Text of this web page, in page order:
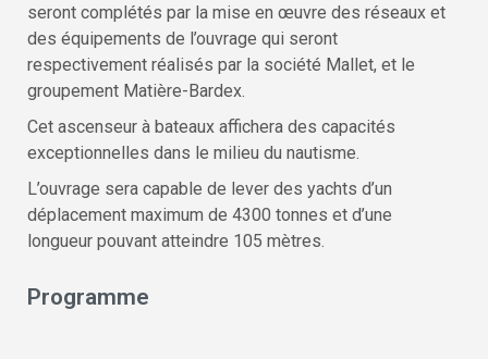
seront complétés par la mise en œuvre des réseaux et
des équipements de l’ouvrage qui seront
respectivement réalisés par la société Mallet, et le
groupement Matière-Bardex.
Cet ascenseur à bateaux affichera des capacités
exceptionnelles dans le milieu du nautisme.
L’ouvrage sera capable de lever des yachts d’un
déplacement maximum de 4300 tonnes et d’une
longueur pouvant atteindre 105 mètres.
Programme